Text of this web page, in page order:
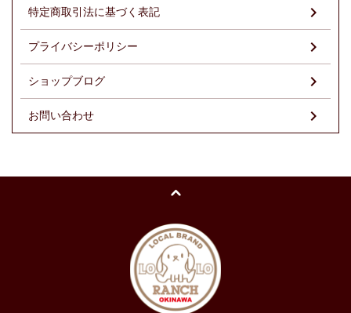
特定商取引法に基づく表記
プライバシーポリシー
ショップブログ
お問い合わせ